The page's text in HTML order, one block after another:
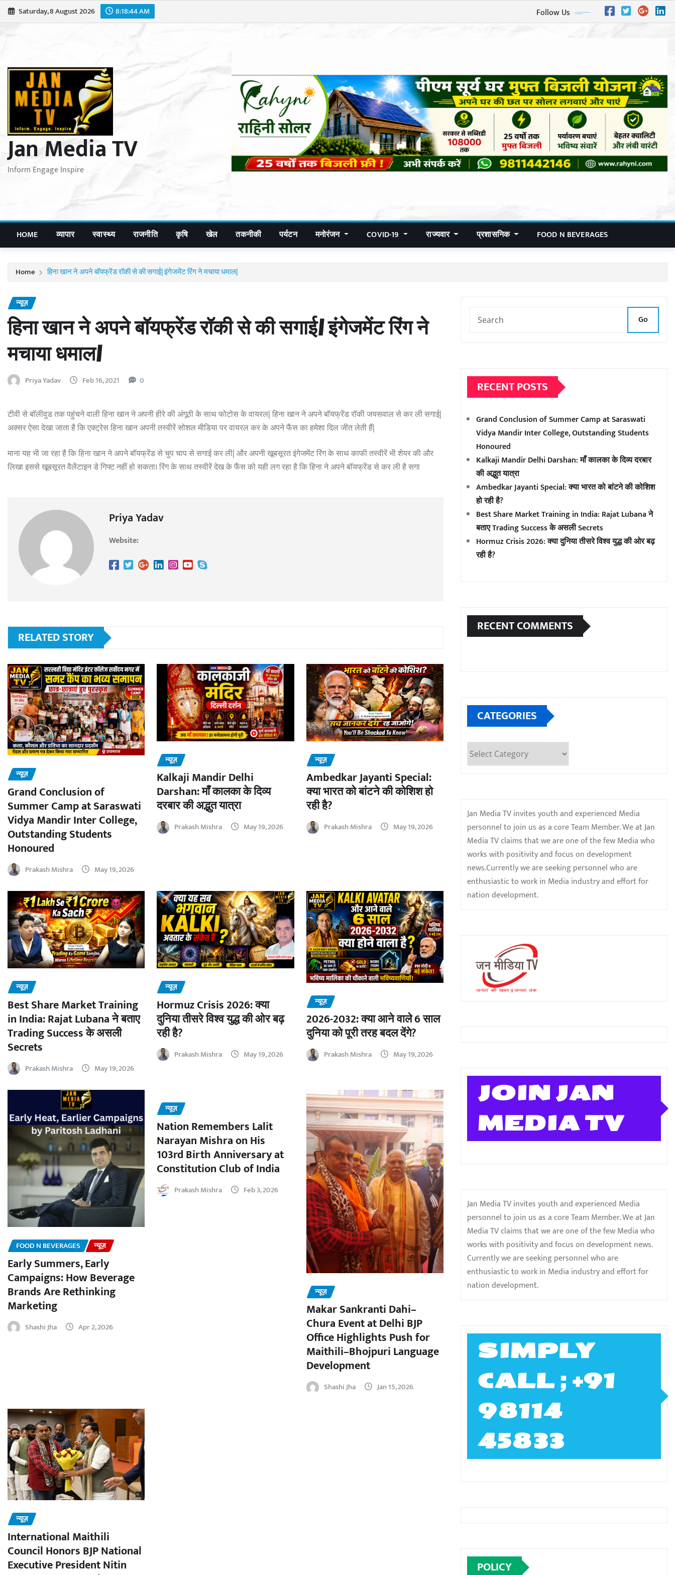
Skip
to
Saturday, 8 August 2026 8:18:46 AM Follow Us
Jan Media TV
Inform Engage Inspire
HOME व्यापार स्वास्थ्य राजनीति कृषि खेल तकनीकी पर्यटन मनोरंजन COVID-19 राज्यवार प्रशासनिक FOOD N BEVERAGES
Home हिना खान ने अपने बॉयफ्रेंड रॉकी से की सगाई| इंगेजमेंट रिंग ने मचाया धमाल|
न्यूज़
हिना खान ने अपने बॉयफ्रेंड रॉकी से की सगाई| इंगेजमेंट रिंग ने
मचाया धमाल|
Priya Yadav Feb 16, 2021 0
टीवी से बॉलीवुड तक पहुंचने वाली हिना खान ने अपनी हीरे की अंगूठी के साथ फोटोस के वायरल| हिना खान ने अपने बॉयफ्रेंड रॉकी जयसवाल से कर ली सगाई|
अक्सर ऐसा देखा जाता है कि एक्ट्रेस हिना खान अपनी तस्वीरें सोशल मीडिया पर वायरल कर के अपने फैंस का हमेशा दिल जीत लेती हैं|
माना यह भी जा रहा है कि हिना खान ने अपने बॉयफ्रेंड से चुप चाप से सगाई कर ली| और अपनी खूबसूरत इंगेजमेंट रिंग के साथ काफी तस्वीरें भी शेयर की और
लिखा इससे खूबसूरत वैलेंटाइन डे गिफ्ट नहीं हो सकता। रिंग के साथ तस्वीरें देख के फैंस को यही लग रहा है कि हिना ने अपने बॉयफ्रेंड से कर ली है सगा
Priya Yadav
Website:
RELATED STORY
न्यूज़
Grand Conclusion of
Summer Camp at Saraswati
Vidya Mandir Inter College,
Outstanding Students
Honoured
Prakash Mishra May 19, 2026
न्यूज़
Kalkaji Mandir Delhi
Darshan: माँ कालका के दिव्य
दरबार की अद्भुत यात्रा
Prakash Mishra May 19, 2026
न्यूज़
Ambedkar Jayanti Special:
क्या भारत को बांटने की कोशिश हो
रही है?
Prakash Mishra May 19, 2026
न्यूज़
Best Share Market Training
in India: Rajat Lubana ने बताए
Trading Success के असली
Secrets
Prakash Mishra May 19, 2026
न्यूज़
Hormuz Crisis 2026: क्या
दुनिया तीसरे विश्व युद्ध की ओर बढ़
रही है?
Prakash Mishra May 19, 2026
न्यूज़
2026-2032: क्या आने वाले 6 साल
दुनिया को पूरी तरह बदल देंगे?
Prakash Mishra May 19, 2026
FOOD N BEVERAGES न्यूज़
Early Summers, Early
Campaigns: How Beverage
Brands Are Rethinking
Marketing
Shashi Jha Apr 2, 2026
न्यूज़
Nation Remembers Lalit
Narayan Mishra on His
103rd Birth Anniversary at
Constitution Club of India
Prakash Mishra Feb 3, 2026
न्यूज़
Makar Sankranti Dahi–
Chura Event at Delhi BJP
Office Highlights Push for
Maithili–Bhojpuri Language
Development
Shashi Jha Jan 15, 2026
न्यूज़
International Maithili
Council Honors BJP National
Executive President Nitin
Go
RECENT POSTS
Grand Conclusion of Summer Camp at Saraswati
Vidya Mandir Inter College, Outstanding Students
Honoured
Kalkaji Mandir Delhi Darshan: माँ कालका के दिव्य दरबार
की अद्भुत यात्रा
Ambedkar Jayanti Special: क्या भारत को बांटने की कोशिश
हो रही है?
Best Share Market Training in India: Rajat Lubana ने
बताए Trading Success के असली Secrets
Hormuz Crisis 2026: क्या दुनिया तीसरे विश्व युद्ध की ओर बढ़
रही है?
RECENT COMMENTS
CATEGORIES
Categories
Jan Media TV invites youth and experienced Media
personnel to join us as a core Team Member. We at Jan
Media TV claims that we are one of the few Media who
works with positivity and focus on development
news.Currently we are seeking personnel who are
enthusiastic to work in Media industry and effort for
nation development.
JOIN JAN
MEDIA TV
Jan Media TV invites youth and experienced Media
personnel to join us as a core Team Member. We at Jan
Media TV claims that we are one of the few Media who
works with positivity and focus on development news.
Currently we are seeking personnel who are
enthusiastic to work in Media industry and effort for
nation development.
SIMPLY
CALL ; +91
98114
45833
POLICY